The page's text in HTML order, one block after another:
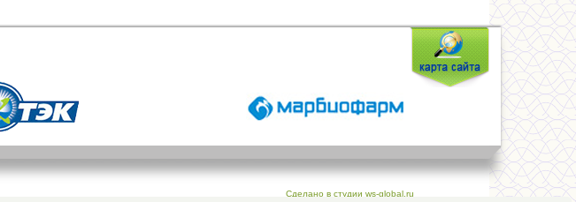
Сделано в студии ws-global.ru